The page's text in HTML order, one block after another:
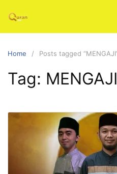
content
Home Posts tagged
Tag: MENGAJI